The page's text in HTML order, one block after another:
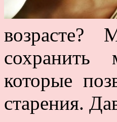
сохранить
которые
старения.